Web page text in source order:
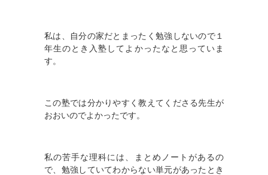
私は、自分の家だとまったく勉強しないので１
年生のとき入塾してよかったなと思っていま
す。
この塾では分かりやすく教えてくださる先生が
おおいのでよかったです。
私の苦手な理科には、まとめノートがあるの
で、勉強していてわからない単元があったとき